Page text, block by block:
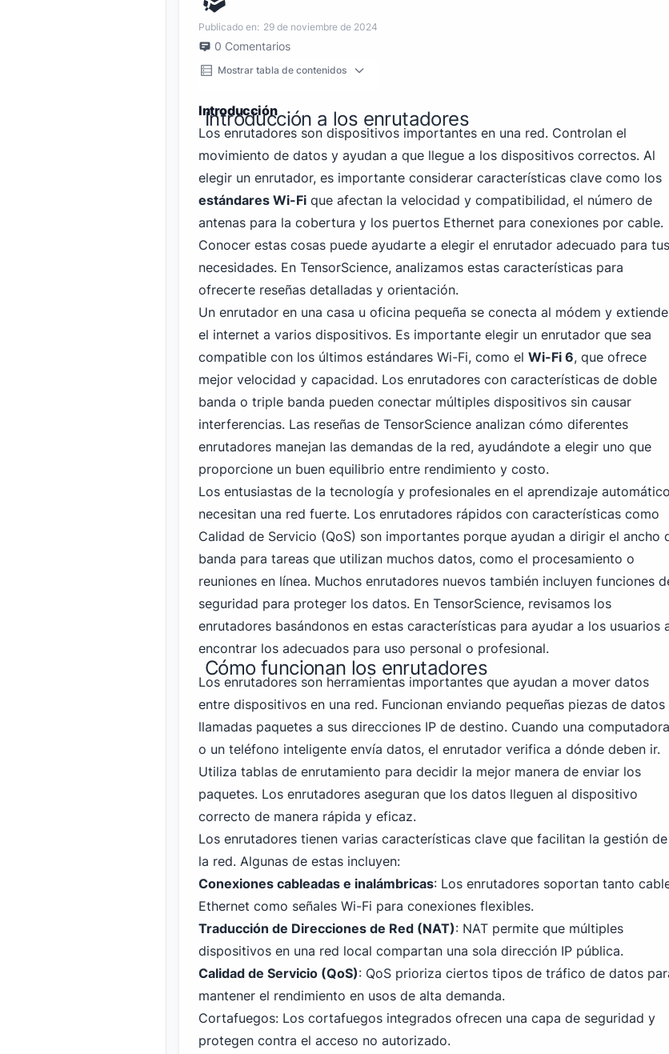
Publicado en: 29 de noviembre de 2024
0 Comentarios
Mostrar tabla de contenidos
Introducción
Introducción a los enrutadores
Los enrutadores son dispositivos importantes en una red. Controlan el
movimiento de datos y ayudan a que llegue a los dispositivos correctos. Al
elegir un enrutador, es importante considerar características clave como los
estándares Wi-Fi que afectan la velocidad y compatibilidad, el número de
antenas para la cobertura y los puertos Ethernet para conexiones por cable.
Conocer estas cosas puede ayudarte a elegir el enrutador adecuado para tus
necesidades. En TensorScience, analizamos estas características para
ofrecerte reseñas detalladas y orientación.
Un enrutador en una casa u oficina pequeña se conecta al módem y extiende
el internet a varios dispositivos. Es importante elegir un enrutador que sea
compatible con los últimos estándares Wi-Fi, como el Wi-Fi 6, que ofrece
mejor velocidad y capacidad. Los enrutadores con características de doble
banda o triple banda pueden conectar múltiples dispositivos sin causar
interferencias. Las reseñas de TensorScience analizan cómo diferentes
enrutadores manejan las demandas de la red, ayudándote a elegir uno que
proporcione un buen equilibrio entre rendimiento y costo.
Los entusiastas de la tecnología y profesionales en el aprendizaje automático
necesitan una red fuerte. Los enrutadores rápidos con características como
Calidad de Servicio (QoS) son importantes porque ayudan a dirigir el ancho
banda para tareas que utilizan muchos datos, como el procesamiento o
reuniones en línea. Muchos enrutadores nuevos también incluyen funciones
seguridad para proteger los datos. En TensorScience, revisamos los
enrutadores basándonos en estas características para ayudar a los usuarios
encontrar los adecuados para uso personal o profesional.
Cómo funcionan los enrutadores
Los enrutadores son herramientas importantes que ayudan a mover datos
entre dispositivos en una red. Funcionan enviando pequeñas piezas de datos
llamadas paquetes a sus direcciones IP de destino. Cuando una computadora
o un teléfono inteligente envía datos, el enrutador verifica a dónde deben ir.
Utiliza tablas de enrutamiento para decidir la mejor manera de enviar los
paquetes. Los enrutadores aseguran que los datos lleguen al dispositivo
correcto de manera rápida y eficaz.
Los enrutadores tienen varias características clave que facilitan la gestión de
la red. Algunas de estas incluyen:
Conexiones cableadas e inalámbricas: Los enrutadores soportan tanto
Ethernet como señales Wi-Fi para conexiones flexibles.
Traducción de Direcciones de Red (NAT): NAT permite que múltiples
dispositivos en una red local compartan una sola dirección IP pública.
Calidad de Servicio (QoS): QoS prioriza ciertos tipos de tráfico de datos
mantener el rendimiento en usos de alta demanda.
Cortafuegos: Los cortafuegos integrados ofrecen una capa de seguridad y
protegen contra el acceso no autorizado.